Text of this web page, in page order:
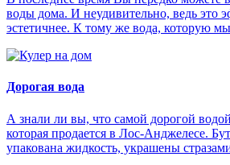
воды дома. И неудивительно, ведь это
эстетичнее. К тому же вода, которую
Дорогая вода
А знали ли вы, что самой дорогой
которая продается в Лос-Анджелесе.
упакована жидкость, украшены